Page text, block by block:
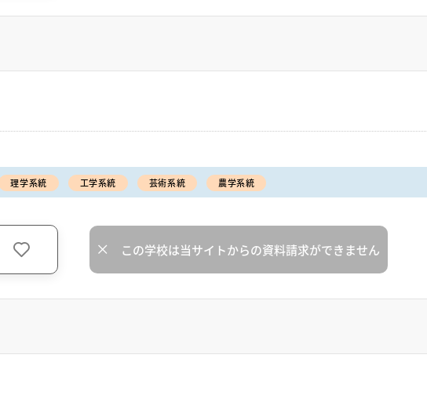
理学系統 工学系統 芸術系統 農学系統
この学校は当サイトからの資料請求ができません